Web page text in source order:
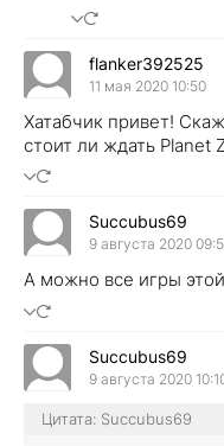
flanker392525
11 мая 2020 10:50
Хатабчик привет!
стоит ли ждать Planet
Succubus69
9 августа 2020
А можно все игры
Succubus69
9 августа 2020
Цитата: Succubus69